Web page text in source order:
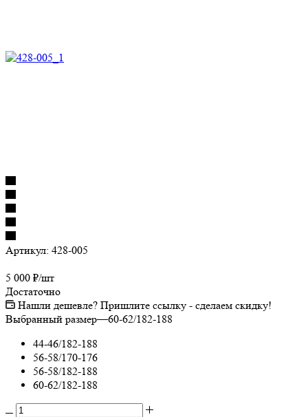
Артикул: 428-005
5 000 ₽/шт
Достаточно
Нашли дешевле? Пришлите ссылку - сделаем скидку!
Выбранный размер—60-62/182-188
44-46/182-188
56-58/170-176
56-58/182-188
60-62/182-188